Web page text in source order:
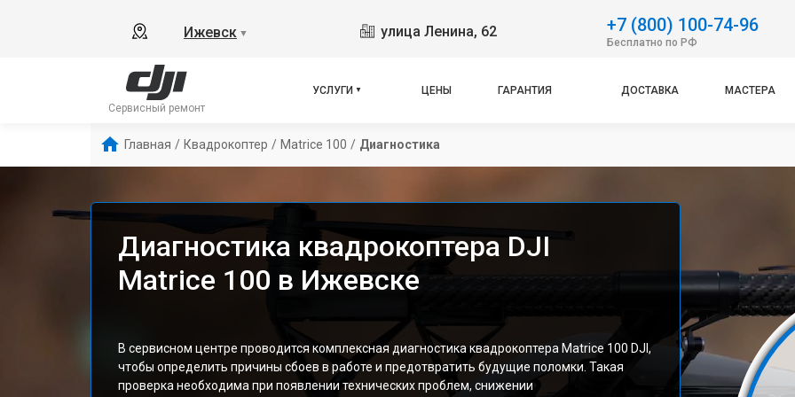
Ижевск ▼ улица Ленина, 62 +7 (800) 100-74-96
Бесплатно по РФ
Сервисный ремонт
УСЛУГИ ЦЕНЫ ГАРАНТИЯ ДОСТАВКА МАСТЕРА
Главная / Квадрокоптер / Matrice 100 / Диагностика
Диагностика квадрокоптера DJI
Matrice 100 в Ижевске
В сервисном центре проводится комплексная диагностика квадрокоптера Matrice 100 DJI,
чтобы определить причины сбоев в работе и предотвратить будущие поломки. Такая
проверка необходима при появлении технических проблем, снижении